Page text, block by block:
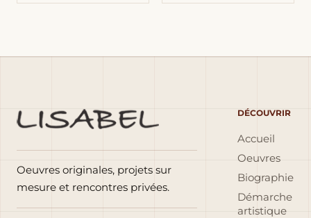
Oeuvres originales, projets sur
mesure et rencontres privées.
DÉCOUVRIR
Accueil
Oeuvres
Biographie
Démarche
artistique